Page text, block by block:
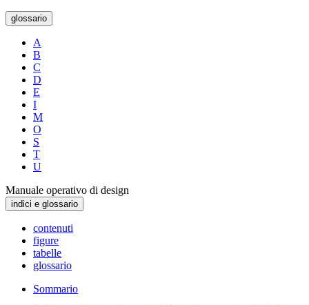
glossario
A
B
C
D
E
I
M
O
S
T
U
Manuale operativo di design
indici e glossario
contenuti
figure
tabelle
glossario
Sommario